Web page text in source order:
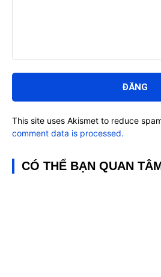
luận:
This site uses Akismet to reduce
comment data is processed.
CÓ THỂ BẠN QUAN